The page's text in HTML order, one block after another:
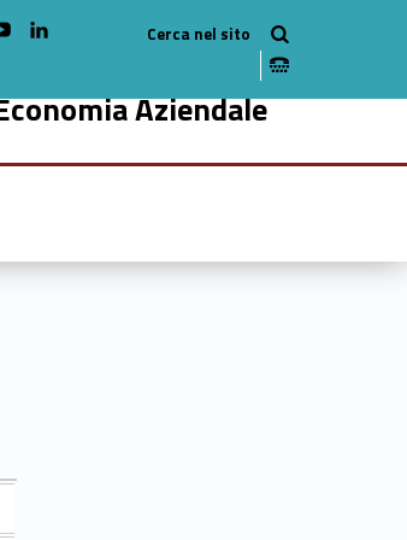
Aziendale
primary-19708-59
on Instagram
WebMan on Youtube